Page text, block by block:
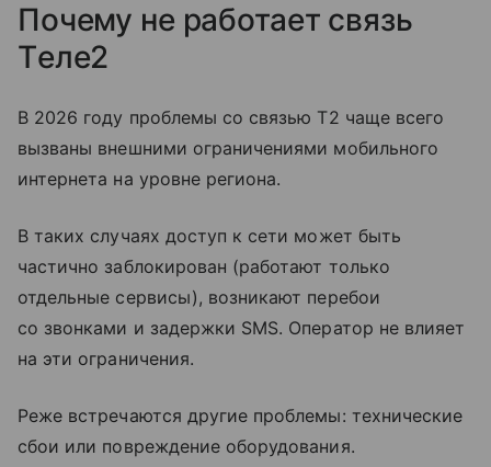
Почему не работает связь
Tеле2
В 2026 году проблемы со связью T2 чаще всего
вызваны внешними ограничениями мобильного
интернета на уровне региона.
В таких случаях доступ к сети может быть
частично заблокирован (работают только
отдельные сервисы), возникают перебои
со звонками и задержки SMS. Оператор не влияет
на эти ограничения.
Реже встречаются другие проблемы: технические
сбои или повреждение оборудования.